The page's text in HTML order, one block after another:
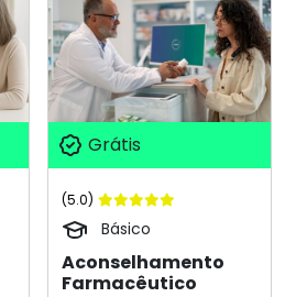
Grátis
(5.0)
Básico
Aconselhamento
Farmacêutico